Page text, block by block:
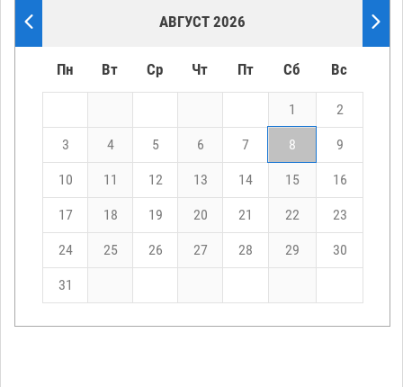
АВГУСТ 2026
Пн Вт Ср Чт Пт Сб Вс
1 2
3 4 5 6 7 8 9
10 11 12 13 14 15 16
17 18 19 20 21 22 23
24 25 26 27 28 29 30
31